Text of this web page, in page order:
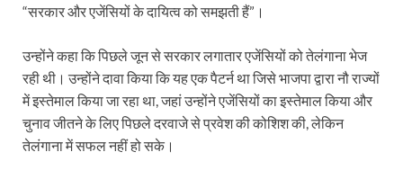
“सरकार और एजेंसियों के दायित्व को समझती हैं”।
उन्होंने कहा कि पिछले जून से सरकार लगातार एजेंसियों को तेलंगाना भेज
रही थी। उन्होंने दावा किया कि यह एक पैटर्न था जिसे भाजपा द्वारा नौ राज्यों
में इस्तेमाल किया जा रहा था, जहां उन्होंने एजेंसियों का इस्तेमाल किया और
चुनाव जीतने के लिए पिछले दरवाजे से प्रवेश की कोशिश की, लेकिन
तेलंगाना में सफल नहीं हो सके।